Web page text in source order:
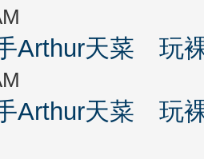
Arthur天菜 玩
Arthur天菜 玩